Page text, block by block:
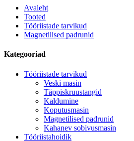
Avaleht
Tooted
Tööriistade tarvikud
Magnetilised padrunid
Kategooriad
Tööriistade tarvikud
Veski masin
Täppiskruustangid
Kaldumine
Koputusmasin
Magnetilised padrunid
Kahanev sobivusmasin
Tööriistahoidik